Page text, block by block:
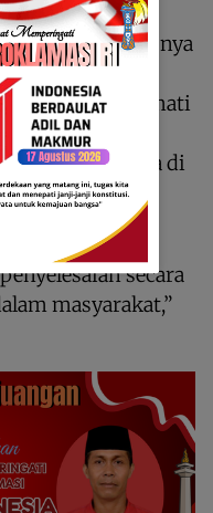
mengajak
Daya khususnya
situasi
menghormati
agar
bisa terpelihara di
selalu
secara
masyarakat,”